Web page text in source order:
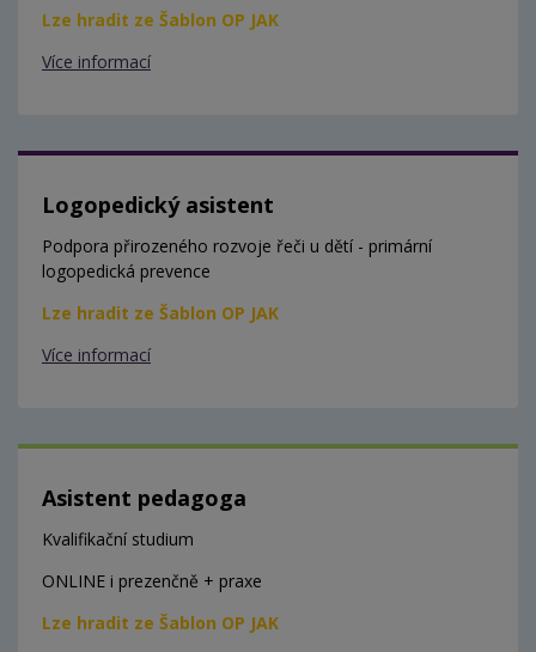
Lze hradit ze Šablon OP JAK
Více informací
Logopedický asistent
Podpora přirozeného rozvoje řeči u dětí - primární
logopedická prevence
Lze hradit ze Šablon OP JAK
Více informací
Asistent pedagoga
Kvalifikační studium
ONLINE i prezenčně + praxe
Lze hradit ze Šablon OP JAK